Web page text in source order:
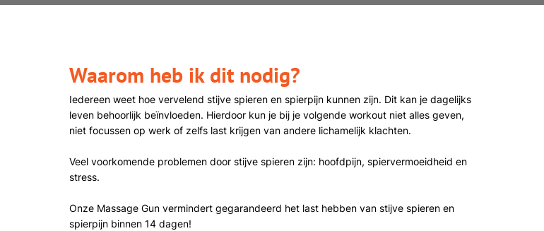
Waarom heb ik dit nodig?
Iedereen weet hoe vervelend stijve spieren en spierpijn kunnen zijn. Dit kan je dagelijks
leven behoorlijk beïnvloeden. Hierdoor kun je bij je volgende workout niet alles geven,
niet focussen op werk of zelfs last krijgen van andere lichamelijk klachten.
Veel voorkomende problemen door stijve spieren zijn: hoofdpijn, spiervermoeidheid en
stress.
Onze Massage Gun vermindert gegarandeerd het last hebben van stijve spieren en
spierpijn binnen 14 dagen!